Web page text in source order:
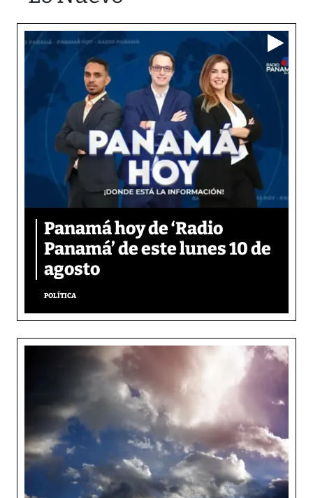
Panamá hoy de ‘Radio
Panamá’ de este lunes 10 de
agosto
POLÍTICA